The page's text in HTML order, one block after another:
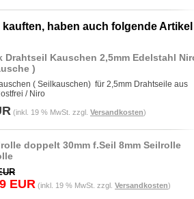
haben auch folgende Artikel
Drahtseil Kauschen 2,5mm Edelstahl
)
( Seilkauschen) für 2,5mm Drahtseile aus
/ Niro
(inkl. 19 % MwSt. zzgl. Versandkosten)
doppelt 30mm f.Seil 8mm Seilrolle
EUR (inkl. 19 % MwSt. zzgl. Versandkosten)